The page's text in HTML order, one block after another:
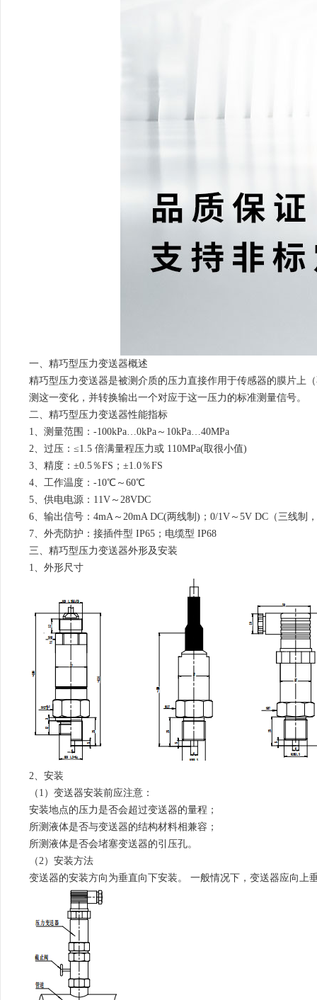
一、精巧型压力变送器概述
精巧型压力变送器是被测介质的压力直接作用于传感器的膜片上
测这一变化，并转换输出一个对应于这一压力的标准测量信号。
二、精巧型压力变送器性能指标
1、测量范围：-100kPa…0kPa～10kPa…40MPa
2、过压：≤1.5 倍满量程压力或 110MPa(取很小值)
3、精度：±0.5％FS；±1.0％FS
4、工作温度：-10℃～60℃
5、供电电源：11V～28VDC
6、输出信号：4mA～20mA DC(两线制)；0/1V～5V DC（三线制
7、外壳防护：接插件型 IP65；电缆型 IP68
三、精巧型压力变送器外形及安装
1、外形尺寸
2、安装
（1）变送器安装前应注意：
安装地点的压力是否会超过变送器的量程；
所测液体是否与变送器的结构材料相兼容；
所测液体是否会堵塞变送器的引压孔。
（2）安装方法
变送器的安装方向为垂直向下安装。 一般情况下，变送器应向上